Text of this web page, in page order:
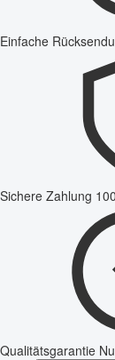
Einfache
Sichere Zahlung
Qualitätsgarantie